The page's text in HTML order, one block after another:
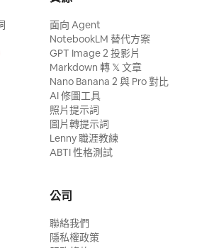
面向 Agent
NotebookLM 替代方案
GPT Image 2 投影片
Markdown 轉 𝕏 文章
Nano Banana 2 與 Pro 對比
AI 修圖工具
照片提示詞
圖片轉提示詞
Lenny 職涯教練
ABTI 性格測試
公司
聯絡我們
隱私權政策